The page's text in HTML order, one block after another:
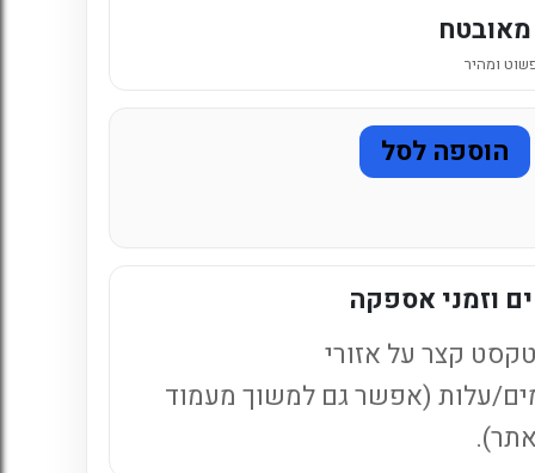
ומהיר
הוספה לסל
וזמני אספקה
קצר על אזורי
עלות (אפשר גם למשוך מעמוד